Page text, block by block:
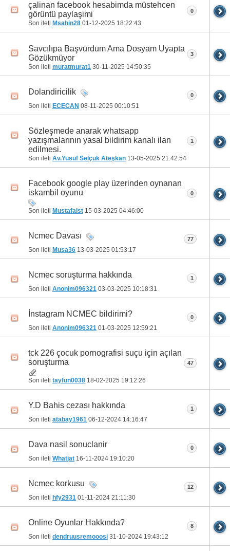
çalinan facebook hesabimda müstehcen
görüntü paylaşimi
Son ileti Msahin28 01-12-2025 18:22:43
0
Savcılıpa Başvurdum Ama Dosyam Uyapta
Gözükmüyor
Son ileti muratmurat1 30-11-2025 14:50:35
3
Dolandiricilik
Son ileti ECECAN 08-11-2025 00:10:51
0
Sözleşmede anarak whatsapp
yazışmalarının yasal bildirim kanalı ilan
edilmesi.
Son ileti Av.Yusuf Selçuk Ateşkan 13-05-2025 21:42:54
1
Facebook google play üzerinden oynanan
iskambil oyunu
Son ileti Mustafaist 15-03-2025 04:46:00
0
Ncmec Davası
Son ileti Musa36 13-03-2025 01:53:17
77
Ncmec soruşturma hakkında
Son ileti Anonim096321 03-03-2025 10:18:31
1
İnstagram NCMEC bildirimi?
Son ileti Anonim096321 01-03-2025 12:59:21
0
tck 226 çocuk pornografisi suçu için açılan
soruşturma
Son ileti tayfun0038 18-02-2025 19:12:26
47
Y.D Bahis cezası hakkında
Son ileti atabay1961 06-12-2024 14:16:47
1
Dava nasil sonuclanir
Son ileti Whatjat 16-11-2024 19:10:20
0
Ncmec korkusu
Son ileti hfy2931 01-11-2024 21:11:30
12
Online Oyunlar Hakkında?
Son ileti dendruusremooosi 31-10-2024 19:43:12
8